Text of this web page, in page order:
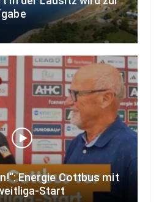
Energie Cottbus mit
Start